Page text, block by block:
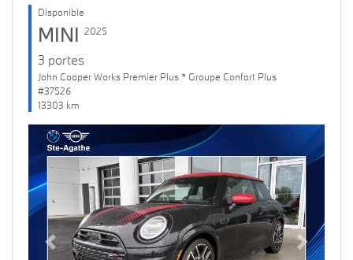
Disponible
MINI 2025
3 portes
John Cooper Works Premier Plus * Groupe Confort Plus
#37526
13303 km
Previous Next